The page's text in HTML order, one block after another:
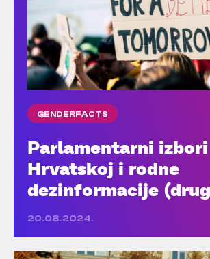
GENDERFACTS
Parlamentarni
Hrvatskoj i rodne
dezinformacije
20.08.2024.